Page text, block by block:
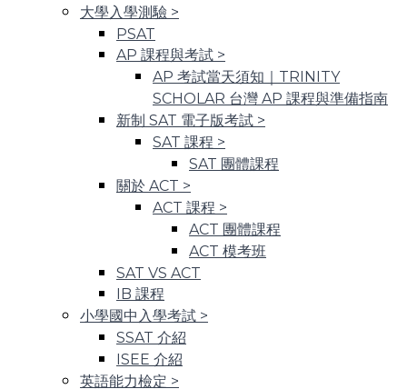
大學入學測驗 >
PSAT
AP 課程與考試 >
AP 考試當天須知｜TRINITY
SCHOLAR 台灣 AP 課程與準備指南
新制 SAT 電子版考試 >
SAT 課程 >
SAT 團體課程
關於 ACT >
ACT 課程 >
ACT 團體課程
ACT 模考班
SAT VS ACT
IB 課程
小學國中入學考試 >
SSAT 介紹
ISEE 介紹
英語能力檢定 >